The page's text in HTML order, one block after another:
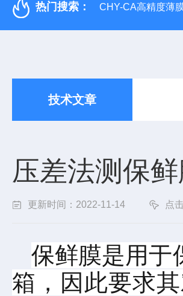
热门搜索： CHY-CA高精度薄
技术文章
压差法测保
更新时间：2022-11-14 点
保鲜膜是用于
箱，因此要求